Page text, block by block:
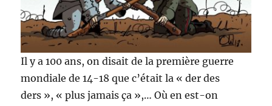
Il y a 100 ans, on disait de la première guerre
mondiale de 14-18 que c’était la « der des
ders », « plus jamais ça »,… Où en est-on